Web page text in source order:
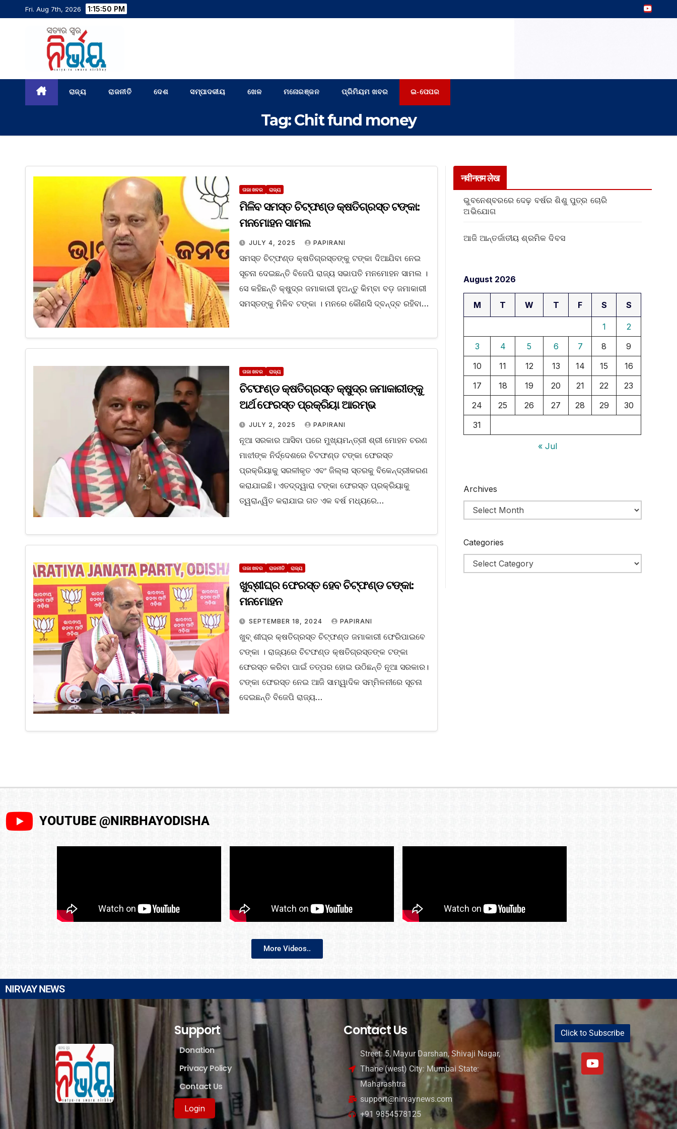
Fri. Aug 7th, 2026 1:15:51 PM
ରାଜ୍ୟ ରାଜନୀତି ଦେଶ ସମ୍ପାଦକୀୟ ଖେଳ ମନୋରଞ୍ଜନ ପ୍ରିମିୟମ ଖବର ଇ-ପେପର
Tag:Chit fund money
ତାଜା ଖବର ରାଜ୍ୟ
ମିଳିବ ସମସ୍ତ ଚିଟ୍‌ଫଣ୍ଡ କ୍ଷତିଗ୍ରସ୍ତ ଟଙ୍କା:
ମନମୋହନ ସାମଲ
JULY 4, 2025 PAPIRANI
ସମସ୍ତ ଚିଟ୍‌ଫଣ୍ଡ କ୍ଷତିଗ୍ରସ୍ତଙ୍କୁ ଟଙ୍କା ଦିଆଯିବା ନେଇ
ସୂଚନା ଦେଇଛନ୍ତି ବିଜେପି ରାଜ୍ୟ ସଭାପତି ମନମୋହନ ସାମଲ ।
ସେ କହିଛନ୍ତି କ୍ଷୁଦ୍ର ଜମାକାରୀ ହୁଅନ୍ତୁ କିମ୍ବା ବଡ଼ ଜମାକାରୀ
ସମସ୍ତଙ୍କୁ ମିଳିବ ଟଙ୍କା । ମନରେ କୌଣସି ଦ୍ବନ୍ଦ୍ବ ରହିବା…
ତାଜା ଖବର ରାଜ୍ୟ
ଚିଟଫଣ୍ଡ କ୍ଷତିଗ୍ରସ୍ତ କ୍ଷୁଦ୍ର ଜମାକାରୀଙ୍କୁ
ଅର୍ଥ ଫେରସ୍ତ ପ୍ରକ୍ରିୟା ଆରମ୍ଭ
JULY 2, 2025 PAPIRANI
ନୂଆ ସରକାର ଆସିବା ପରେ ମୁଖ୍ୟମନ୍ତ୍ରୀ ଶ୍ରୀ ମୋହନ ଚରଣ
ମାଝୀଙ୍କ ନିର୍ଦ୍ଦେଶରେ ଚିଟଫଣ୍ଡ ଟଙ୍କା ଫେରସ୍ତ
ପ୍ରକ୍ରିୟାକୁ ସରଳୀକୃତ ଏବଂ ଜିଲ୍ଲା ସ୍ତରକୁ ବିକେନ୍ଦ୍ରୀକରଣ
କରାଯାଇଛି। ଏତଦ୍‌ଦ୍ୱାରା ଟଙ୍କା ଫେରସ୍ତ ପ୍ରକ୍ରିୟାକୁ
ତ୍ୱରାନ୍ୱିତ କରାଯାଇ ଗତ ଏକ ବର୍ଷ ମଧ୍ୟରେ…
ତାଜା ଖବର ରାଜନୀତି ରାଜ୍ୟ
ଖୁବ୍‌ଶୀଘ୍ର ଫେରସ୍ତ ହେବ ଚିଟ୍‌ଫଣ୍ଡ ଟଙ୍କା:
ମନମୋହନ
SEPTEMBER 18, 2024 PAPIRANI
ଖୁବ୍‌ ଶୀଘ୍ର କ୍ଷତିଗ୍ରସ୍ତ ଚିଟ୍‌ଫଣ୍ଡ ଜମାକାରୀ ଫେରିପାଇବେ
ଟଙ୍କା । ରାଜ୍ୟରେ ଚିଟଫଣ୍ଡ କ୍ଷତିଗ୍ରସ୍ତଙ୍କ ଟଙ୍କା
ଫେରସ୍ତ କରିବା ପାଇଁ ତତ୍ପର ହୋଇ ଉଠିଛନ୍ତି ନୂଆ ସରକାର।
ଟଙ୍କା ଫେରସ୍ତ ନେଇ ଆଜି ସାମ୍ୱାଦିକ ସମ୍ମିଳନୀରେ ସୂଚନା
ଦେଇଛନ୍ତି ବିଜେପି ରାଜ୍ୟ…
नवीनतम लेख
ଭୁବନେଶ୍ବରରେ ଦେଢ଼ ବର୍ଷର ଶିଶୁ ପୁତ୍ର ଚୋରି
ଅଭିଯୋଗ
ଆଜି ଆନ୍ତର୍ଜାତୀୟ ଶ୍ରମିକ ଦିବସ
August 2026
M T W T F S S
1
2
3
4 5 6 7 8
9
10
11 12 13 14 15
16
17
18 19 20 21 22
23
24
25 26 27 28 29
30
31
« Jul
Archives
Categories
YOUTUBE @NIRBHAYODISHA
More Videos..
NIRVAY NEWS
Support
Donation
Privacy Policy
Contact Us
Login
Contact Us
Street: 5, Mayur Darshan, Shivaji Nagar,
Thane (west) City: Mumbai State:
Maharashtra
support@nirvaynews.com
+91 9854578125
Click to Subscribe